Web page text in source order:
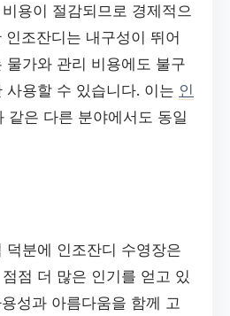
용이 절감되므로 경제적으
인조잔디는 내구성이 뛰어
물가와 관리 비용에도 불구
사용할 수 있습니다. 이는 인
같은 다른 분야에서도 동일
덕분에 인조잔디 수영장은
점 더 많은 인기를 얻고 있
성과 아름다움을 함께 고